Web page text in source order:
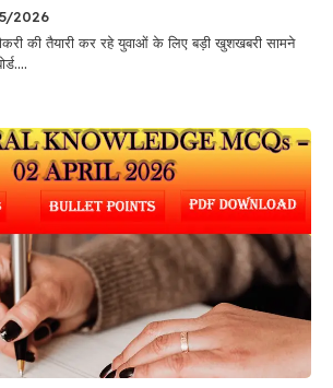
2026
की तैयारी कर रहे युवाओं के लिए बड़ी खुशखबरी सामने